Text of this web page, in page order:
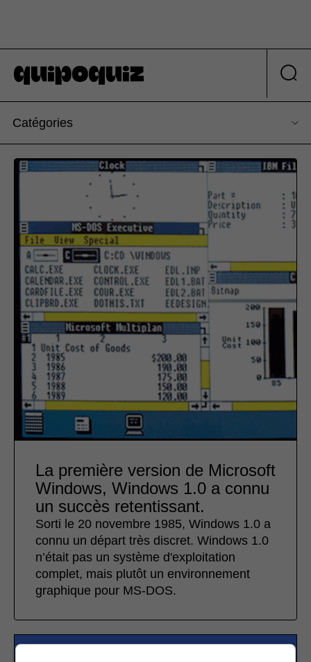
Catégories
La première version de Microsoft
Windows, Windows 1.0 a connu
un succès retentissant.
Sorti le 20 novembre 1985, Windows 1.0 a
connu un départ très discret. Windows 1.0
n’était pas un système d'exploitation
complet, mais plutôt un environnement
graphique pour MS‑DOS.